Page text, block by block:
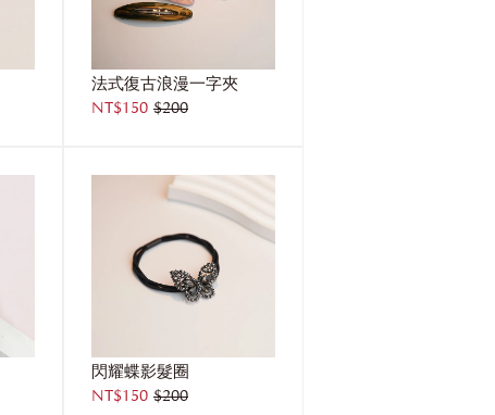
法式復古浪漫一字夾
NT$150 $200
閃耀蝶影髮圈
NT$150 $200